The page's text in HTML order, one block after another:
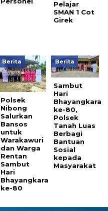
Pelajar
SMAN 1 Cot
Girek
Berita
Polsek
Nibong
Salurkan
Bansos
untuk
Warakawuri
dan Warga
Rentan
Sambut
Hari
Bhayangkara
ke-80
Berita
Sambut
Hari
Bhayangkara
ke-80,
Polsek
Tanah Luas
Berbagi
Bantuan
Sosial
kepada
Masyarakat